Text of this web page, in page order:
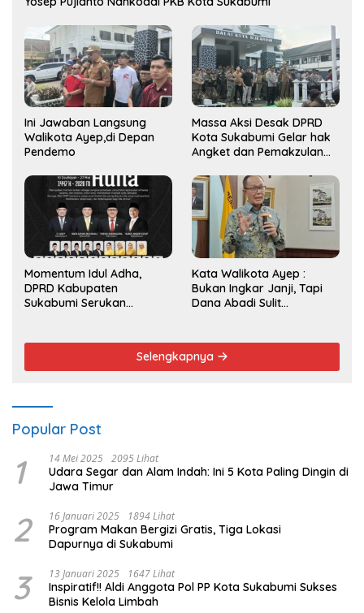
Ini Jawaban Langsung
Walikota Ayep,di Depan
Pendemo
Massa Aksi Desak DPRD
Kota Sukabumi Gelar hak
Angket dan Pemakzulan
Momentum Idul Adha,
DPRD Kabupaten
Sukabumi Serukan
Kata Walikota Ayep :
Bukan Ingkar Janji, Tapi
Dana Abadi Sulit
Selengkapnya
Popular Post
1 14 Mei 2025 2095 Lihat
Udara Segar dan Alam Indah: Ini 5 Kota Paling Dingin di
Jawa Timur
2 16 Januari 2025 1894 Lihat
Program Makan Bergizi Gratis, Tiga Lokasi
Dapurnya di Sukabumi
3 13 Januari 2025 1647 Lihat
Inspiratif!! Aldi Anggota Pol PP Kota Sukabumi Sukses
Bisnis Kelola Limbah